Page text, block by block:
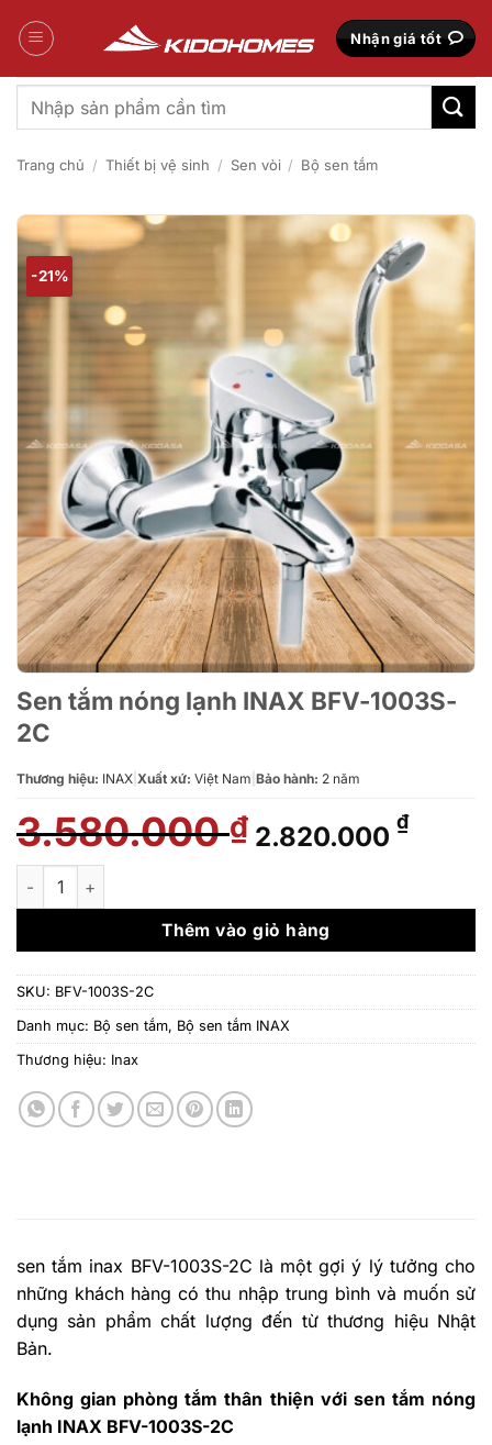
qua
Nhận giá tốt
Tìm
kiếm:
Trang chủ / Thiết bị vệ sinh / Sen vòi / Bộ sen tắm
-21%
Sen tắm nóng lạnh INAX BFV-1003S-
2C
Thương hiệu: INAX Xuất xứ: Việt Nam Bảo hành: 2 năm
3.580.000₫ Giá
gốc
3.580.000 ₫.
2.820.000 ₫Giá
là:
Sen tắm nóng lạnh INAX BFV-1003S-2C số lượng
Thêm vào giỏ hàng
SKU: BFV-1003S-2C
Danh mục: Bộ sen tắm, Bộ sen tắm INAX
Thương hiệu: Inax
sen tắm inax BFV-1003S-2C là một gợi ý lý tưởng cho
những khách hàng có thu nhập trung bình và muốn sử
dụng sản phẩm chất lượng đến từ thương hiệu Nhật
Bản.
Không gian phòng tắm thân thiện với sen tắm nóng
lạnh INAX BFV-1003S-2C